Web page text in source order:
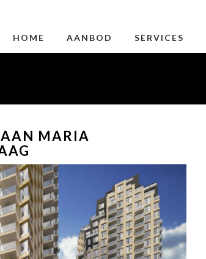
HOME
AANBOD SERVICES
MARIA